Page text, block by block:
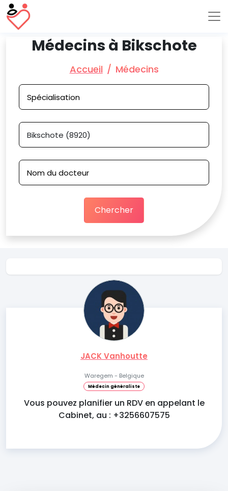
Médecins à Bikschote
Accueil Médecins
Chercher
JACK Vanhoutte
Waregem - Belgique
Médecin généraliste
Vous pouvez planifier un RDV en appelant le
Cabinet, au : +3256607575